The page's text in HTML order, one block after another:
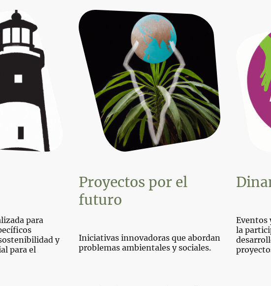
para
y
para el
Proyectos por el
futuro
Iniciativas innovadoras que abordan
problemas ambientales y sociales.
Eventos
la